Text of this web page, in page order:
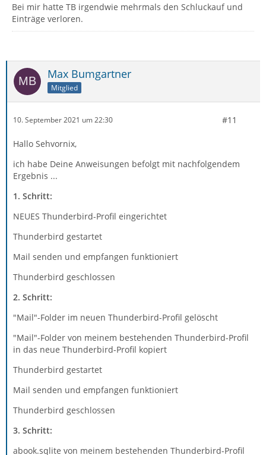
Bei mir hatte TB irgendwie mehrmals den Schluckauf und
Einträge verloren.
Max Bumgartner
Mitglied
10. September 2021 um 22:30 #11
Hallo Sehvornix,
ich habe Deine Anweisungen befolgt mit nachfolgendem
Ergebnis ...
1. Schritt:
NEUES Thunderbird-Profil eingerichtet
Thunderbird gestartet
Mail senden und empfangen funktioniert
Thunderbird geschlossen
2. Schritt:
"Mail"-Folder im neuen Thunderbird-Profil gelöscht
"Mail"-Folder von meinem bestehenden Thunderbird-Profil
in das neue Thunderbird-Profil kopiert
Thunderbird gestartet
Mail senden und empfangen funktioniert
Thunderbird geschlossen
3. Schritt:
abook.sqlite von meinem bestehenden Thunderbird-Profil